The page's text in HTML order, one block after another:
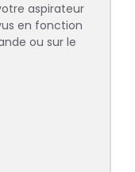
aspirateur
en fonction
ou sur le